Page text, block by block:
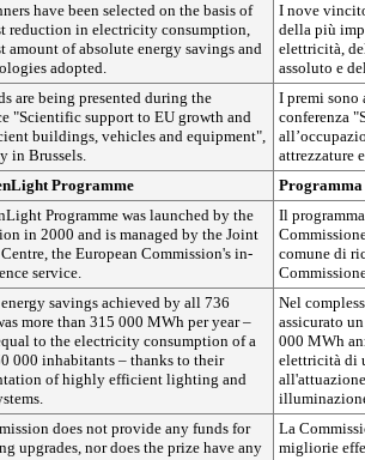
have been selected on the basis of
reduction in electricity consumption,
amount of absolute energy savings and
adopted.
I nove
della più
elettricità,
assoluto e
are being presented during the
"Scientific support to EU growth and
buildings, vehicles and equipment",
in Brussels.
I premi
conferenza
attrezzature
Programme
Programme was launched by the
in 2000 and is managed by the Joint
the European Commission's in-
service.
Il
comune di
savings achieved by all 736
more than 315 000 MWh per year –
to the electricity consumption of a
000 inhabitants – thanks to their
of highly efficient lighting and
Nel
assicurato
000 MWh
elettricità di
does not provide any funds for
upgrades, nor does the prize have any
La
migliorie